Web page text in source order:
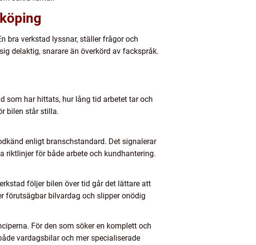
bra verkstad lyssnar, ställer frågor och
delaktig, snarare än överkörd av fackspråk.
som har hittats, hur lång tid arbetet tar och
bilen står stilla.
enligt branschstandard. Det signalerar
riktlinjer för både arbete och kundhantering.
följer bilen över tid går det lättare att
förutsägbar bilvardag och slipper onödig
För den som söker en komplett och
vardagsbilar och mer specialiserade